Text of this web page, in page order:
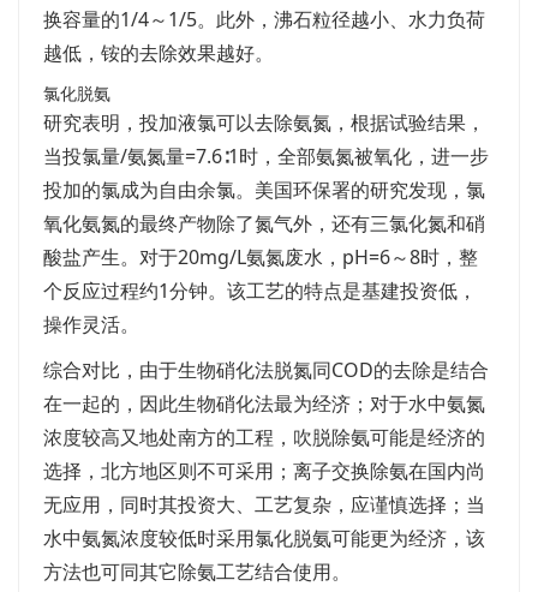
换容量的1/4～1/5。此外，沸石粒径越小、水力负荷
越低，铵的去除效果越好。
氯化脱氨
研究表明，投加液氯可以去除氨氮，根据试验结果，
当投氯量/氨氮量=7.6∶1时，全部氨氮被氧化，进一步
投加的氯成为自由余氯。美国环保署的研究发现，氯
氧化氨氮的最终产物除了氮气外，还有三氯化氮和硝
酸盐产生。对于20mg/L氨氮废水，pH=6～8时，整
个反应过程约1分钟。该工艺的特点是基建投资低，
操作灵活。
综合对比，由于生物硝化法脱氮同COD的去除是结合
在一起的，因此生物硝化法最为经济；对于水中氨氮
浓度较高又地处南方的工程，吹脱除氨可能是经济的
选择，北方地区则不可采用；离子交换除氨在国内尚
无应用，同时其投资大、工艺复杂，应谨慎选择；当
水中氨氮浓度较低时采用氯化脱氨可能更为经济，该
方法也可同其它除氨工艺结合使用。